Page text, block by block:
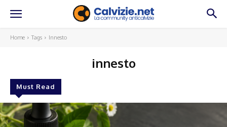
Home Tags Innesto
innesto
Must Read